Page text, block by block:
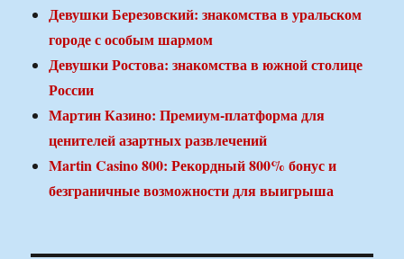
Девушки Березовский: знакомства в уральском
городе с особым шармом
Девушки Ростова: знакомства в южной столице
России
Мартин Казино: Премиум-платформа для
ценителей азартных развлечений
Martin Casino 800: Рекордный 800% бонус и
безграничные возможности для выигрыша